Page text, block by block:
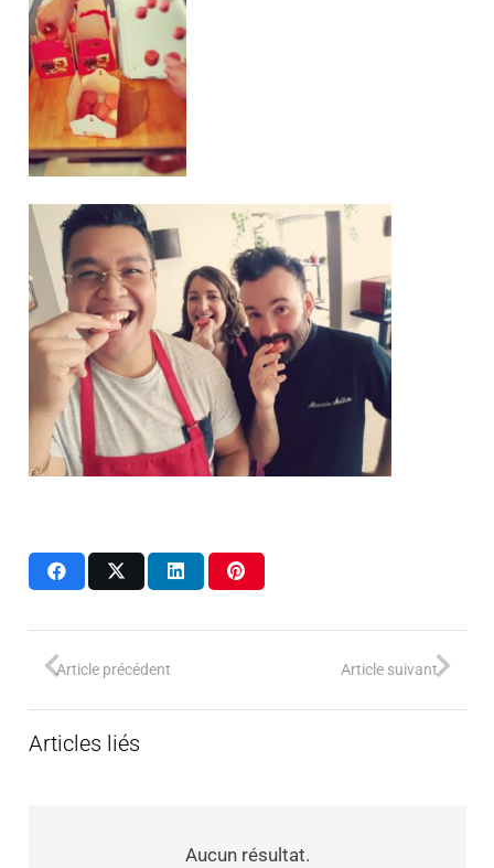
Article précédent Article suivant
Articles liés
Aucun résultat.